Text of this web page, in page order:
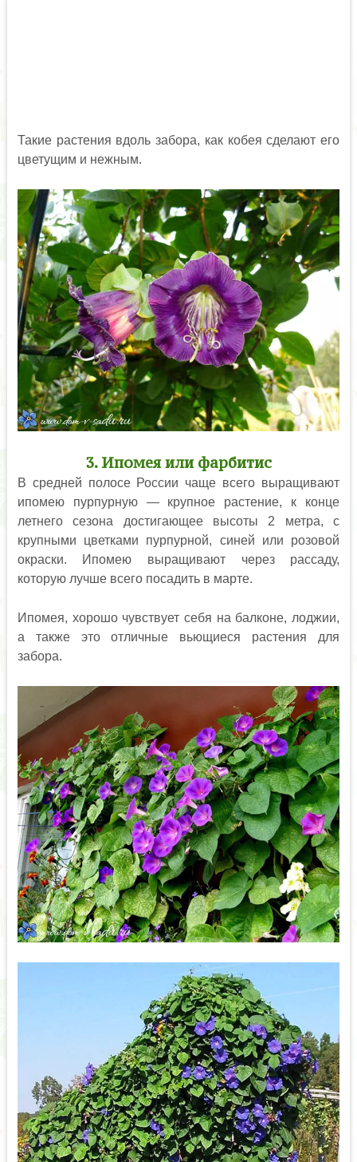
Такие растения вдоль забора, как кобея сделают его
цветущим и нежным.
3. Ипомея или фарбитис
В средней полосе России чаще всего выращивают
ипомею пурпурную — крупное растение, к конце
летнего сезона достигающее высоты 2 метра, с
крупными цветками пурпурной, синей или розовой
окраски. Ипомею выращивают через рассаду,
которую лучше всего посадить в марте.
Ипомея, хорошо чувствует себя на балконе, лоджии,
а также это отличные вьющиеся растения для
забора.